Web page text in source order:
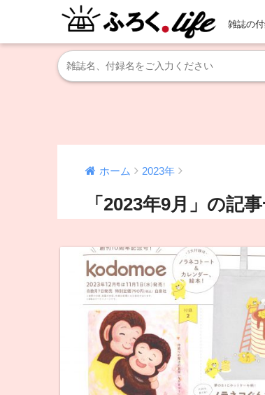
雑誌の
ホーム 2023年
「2023年9月」の記